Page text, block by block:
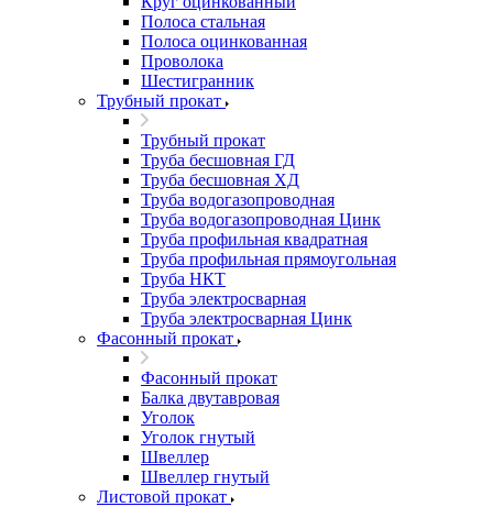
Полоса стальная
Полоса оцинкованная
Проволока
Шестигранник
Трубный прокат
Трубный прокат
Труба бесшовная ГД
Труба бесшовная ХД
Труба водогазопроводная
Труба водогазопроводная Цинк
Труба профильная квадратная
Труба профильная прямоугольная
Труба НКТ
Труба электросварная
Труба электросварная Цинк
Фасонный прокат
Фасонный прокат
Балка двутавровая
Уголок
Уголок гнутый
Швеллер
Швеллер гнутый
Листовой прокат